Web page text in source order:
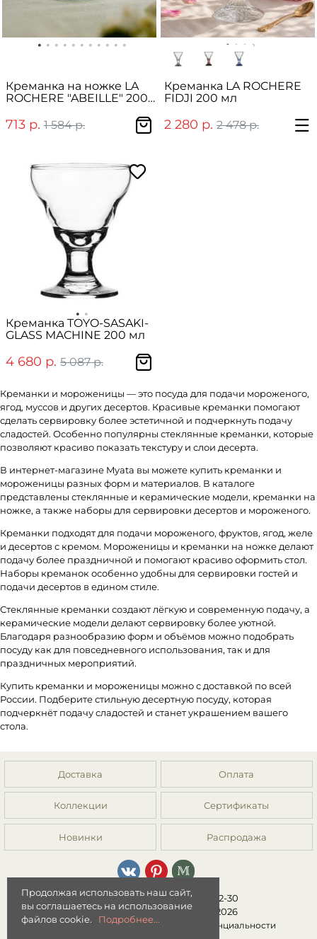
Креманка на ножке LA
ROCHERE "ABEILLE" 200
713 р. 1 584 р.
Креманка LA ROCHERE
FIDJI 200 мл
2 280 р. 2 478 р.
Креманка TOYO-SASAKI-
GLASS MACHINE 200 мл
4 680 р. 5 087 р.
Креманки и мороженицы — это посуда для подачи мороженого,
ягод, муссов и других десертов. Красивые креманки помогают
сделать сервировку более эстетичной и подчеркнуть подачу
сладостей. Особенно популярны стеклянные креманки, которые
позволяют красиво показать текстуру и слои десерта.
В интернет-магазине Myata вы можете купить креманки и
мороженицы разных форм и материалов. В каталоге
представлены стеклянные и керамические модели, креманки на
ножке, а также наборы для сервировки десертов и мороженого.
Креманки подходят для подачи мороженого, фруктов, ягод, желе
и десертов с кремом. Мороженицы и креманки на ножке делают
подачу более праздничной и помогают красиво оформить стол.
Наборы креманок особенно удобны для сервировки гостей и
подачи десертов в едином стиле.
Стеклянные креманки создают лёгкую и современную подачу, а
керамические модели делают сервировку более уютной.
Благодаря разнообразию форм и объёмов можно подобрать
посуду как для повседневного использования, так и для
праздничных мероприятий.
Купить креманки и мороженицы можно с доставкой по всей
России. Подберите стильную десертную посуду, которая
подчеркнёт подачу сладостей и станет украшением вашего
стола.
Доставка Оплата
Коллекции Сертификаты
Новинки Распродажа
8 (499) 392-01-44, 8 (977) 149-22-30
Интернет-магазин "Мята" © 2026
Публичная оферта|Политика конфиденциальности
Продолжая использовать наш сайт,
вы соглашаетесь на использование
файлов cookie.
Подробнее...